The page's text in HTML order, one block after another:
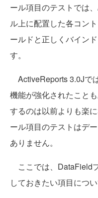
ール項目のテストでは
ル上に配置した各コン
ールドと正しくバイン
す。
ActiveReports 3.0Jで
機能が強化されたこと
するのは以前よりも楽
ール項目のテストはデ
ありません。
ここでは、DataField
しておきたい項目につ